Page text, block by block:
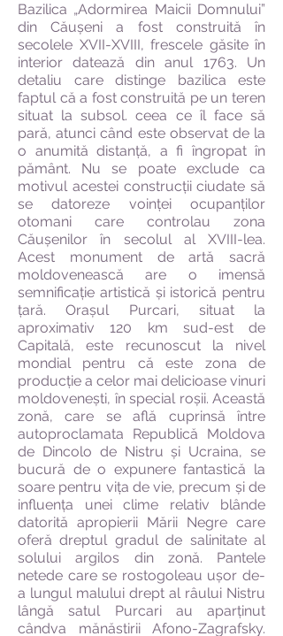
Bazilica „Adormirea Maicii Domnului”
din Căuşeni a fost construită în
secolele XVII-XVIII, frescele găsite în
interior datează din anul 1763. Un
detaliu care distinge bazilica este
faptul că a fost construită pe un teren
situat la subsol. ceea ce îl face să
pară, atunci când este observat de la
o anumită distanță, a fi îngropat în
pământ. Nu se poate exclude ca
motivul acestei construcții ciudate să
se datoreze voinței ocupanților
otomani care controlau zona
Căuşenilor în secolul al XVIII-lea.
Acest monument de artă sacră
moldovenească are o imensă
semnificație artistică și istorică pentru
țară. Orașul Purcari, situat la
aproximativ 120 km sud-est de
Capitală, este recunoscut la nivel
mondial pentru că este zona de
producție a celor mai delicioase vinuri
moldovenești, în special roșii. Această
zonă, care se află cuprinsă între
autoproclamata Republică Moldova
de Dincolo de Nistru și Ucraina, se
bucură de o expunere fantastică la
soare pentru vița de vie, precum și de
influența unei clime relativ blânde
datorită apropierii Mării Negre care
oferă dreptul gradul de salinitate al
solului argilos din zonă. Pantele
netede care se rostogoleau ușor de-
a lungul malului drept al râului Nistru
lângă satul Purcari au aparținut
cândva mănăstirii Afono-Zagrafsky.